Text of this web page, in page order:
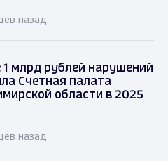
назад
1 млрд рублей нарушений
Счетная палата
области в 2025
назад